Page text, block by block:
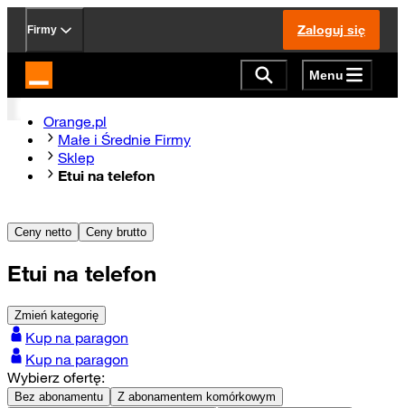
Firmy Zaloguj się
Strona główna Orange.pl Menu
Orange.pl
Małe i Średnie Firmy
Sklep
Etui na telefon
Ceny netto Ceny brutto
Etui na telefon
Zmień kategorię
Kup na paragon
Kup na paragon
Wybierz ofertę:
Bez abonamentu
Z abonamentem komórkowym